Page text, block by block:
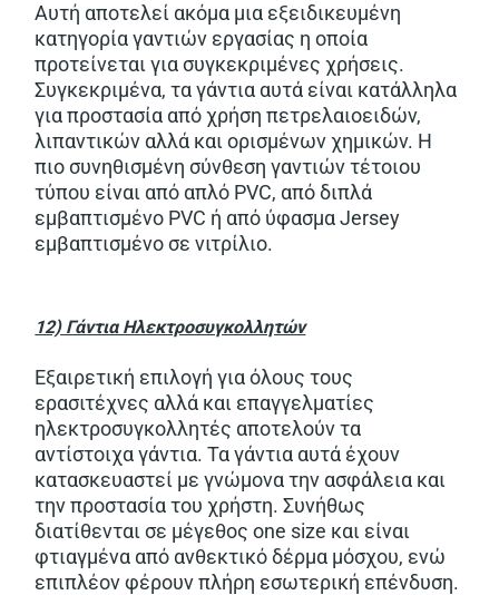
Αυτή αποτελεί ακόμα μια εξειδικευμένη
κατηγορία γαντιών εργασίας η οποία
προτείνεται για συγκεκριμένες χρήσεις.
Συγκεκριμένα, τα γάντια αυτά είναι κατάλληλα
για προστασία από χρήση πετρελαιοειδών,
λιπαντικών αλλά και ορισμένων χημικών. Η
πιο συνηθισμένη σύνθεση γαντιών τέτοιου
τύπου είναι από απλό PVC, από διπλά
εμβαπτισμένο PVC ή από ύφασμα Jersey
εμβαπτισμένο σε νιτρίλιο.
12) Γάντια Ηλεκτροσυγκολλητών
Εξαιρετική επιλογή για όλους τους
ερασιτέχνες αλλά και επαγγελματίες
ηλεκτροσυγκολλητές αποτελούν τα
αντίστοιχα γάντια. Τα γάντια αυτά έχουν
κατασκευαστεί με γνώμονα την ασφάλεια και
την προστασία του χρήστη. Συνήθως
διατίθενται σε μέγεθος one size και είναι
φτιαγμένα από ανθεκτικό δέρμα μόσχου, ενώ
επιπλέον φέρουν πλήρη εσωτερική επένδυση.